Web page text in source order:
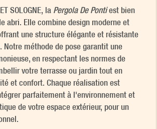
SOLOGNE, la Pergola De Pontiest bien
abri. Elle combine design moderne et
une structure élégante et résistante
Notre méthode de pose garantit une
en respectant les normes de
votre terrasse ou jardin tout en
et confort. Chaque réalisation est
parfaitement à l'environnement et
de votre espace extérieur, pour un